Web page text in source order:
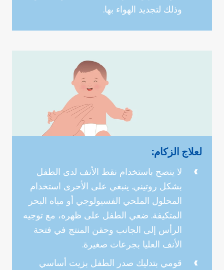
وذلك لتجديد الهواء بها.
لعلاج الزكام:
لا ينصح باستخدام نقط الأنف لدى الطفل
بشكل روتيني. ينبغي على الأحرى استخدام
المحلول الملحي الفسيولوجي أو مياه البحر
المتكيفة. ضعي الطفل على ظهره، مع توجيه
الرأس إلى الجانب وحقن المنتج في فتحة
الأنف العليا بجرعات صغيرة.
قومي بتدليك صدر الطفل بزيت أساسي